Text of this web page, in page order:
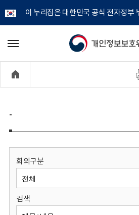
이 누리집은 대한민국 공식 전자정부
개
정
보
원
메
기
-
회의구분
검색